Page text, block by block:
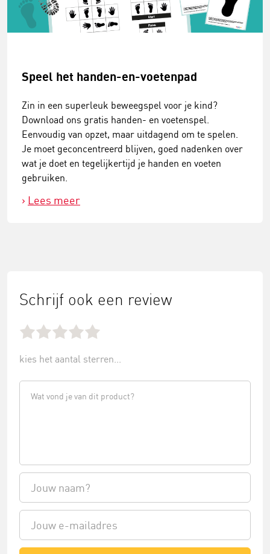
Speel het handen-en-voetenpad
Zin in een superleuk beweegspel voor je kind?
Download ons gratis handen- en voetenspel.
Eenvoudig van opzet, maar uitdagend om te spelen.
Je moet geconcentreerd blijven, goed nadenken over
wat je doet en tegelijkertijd je handen en voeten
gebruiken.
Lees meer
Schrijf ook een review
kies het aantal sterren...